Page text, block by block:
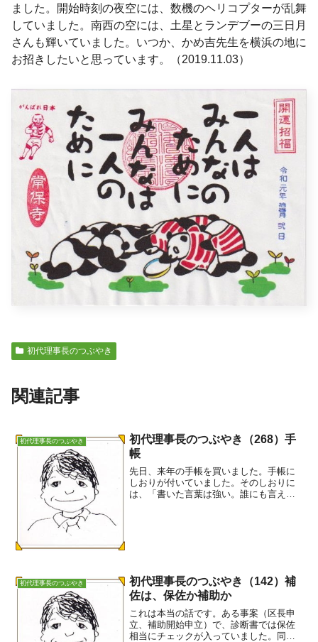
ました。開始時刻の夜空には、数機のヘリコプターが乱舞
していました。南西の空には、土星とランデブーの三日月
さんも輝いていました。いつか、かめ吉先生を横浜の地に
お招きしたいと思っています。（2019.11.03）
初代理事長のつぶやき
関連記事
初代理事長のつぶやき
初代理事長のつぶやき（268）手
帳
先日、来年の手帳を買いました。手帳に
しおりが付いていました。そのしおりに
は、「書いた言葉は強い。誰にも言えな
初代理事長のつぶやき
初代理事長のつぶやき（142）補
佐は、保佐か補助か
これは本当の話です。ある事案（区長申
立、補助開始申立）で、診断書では保佐
相当にチェックが入っていました。同時